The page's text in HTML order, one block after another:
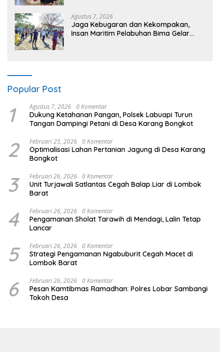
Agustus 7, 2026
Jaga Kebugaran dan Kekompakan,
Insan Maritim Pelabuhan Bima Gelar
Popular Post
1 Agustus 7, 2026 0 Komentar
Dukung Ketahanan Pangan, Polsek Labuapi Turun
Tangan Dampingi Petani di Desa Karang Bongkot
2 Februari 25, 2026 0 Komentar
Optimalisasi Lahan Pertanian Jagung di Desa Karang
Bongkot
3 Februari 26, 2026 0 Komentar
Unit Turjawali Satlantas Cegah Balap Liar di Lombok
Barat
4 Februari 26, 2026 0 Komentar
Pengamanan Sholat Tarawih di Mendagi, Lalin Tetap
Lancar
5 Februari 26, 2026 0 Komentar
Strategi Pengamanan Ngabuburit Cegah Macet di
Lombok Barat
6 Februari 26, 2026 0 Komentar
Pesan Kamtibmas Ramadhan: Polres Lobar Sambangi
Tokoh Desa